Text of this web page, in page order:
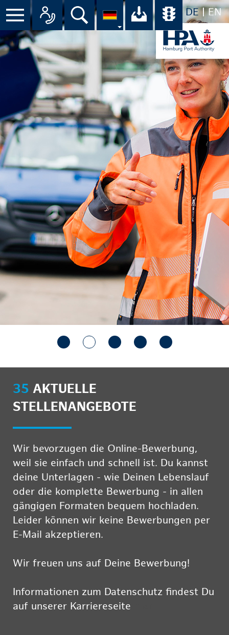
DE EN
Suche Ihr Download-
35 AKTUELLE
STELLENANGEBOTE
Wir bevorzugen die Online-Bewerbung,
weil sie einfach und schnell ist. Du kannst
deine Unterlagen - wie Deinen Lebenslauf
oder die komplette Bewerbung - in allen
gängigen Formaten bequem hochladen.
Leider können wir keine Bewerbungen per
E-Mail akzeptieren.
Wir freuen uns auf Deine Bewerbung!
Informationen zum Datenschutz findest Du
auf unserer Karriereseite